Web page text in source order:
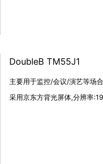
DoubleB TM55J1
主要用于监控/会议/演艺等场
采用京东方背光屏体,分辨率